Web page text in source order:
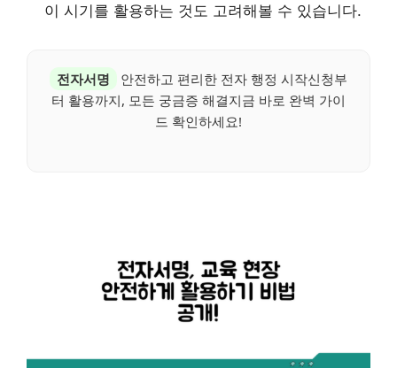
이 시기를 활용하는 것도 고려해볼 수 있습니다.
전자서명
안전하고 편리한 전자 행정 시작신청부
터 활용까지, 모든 궁금증 해결지금 바로 완벽 가이
드 확인하세요!